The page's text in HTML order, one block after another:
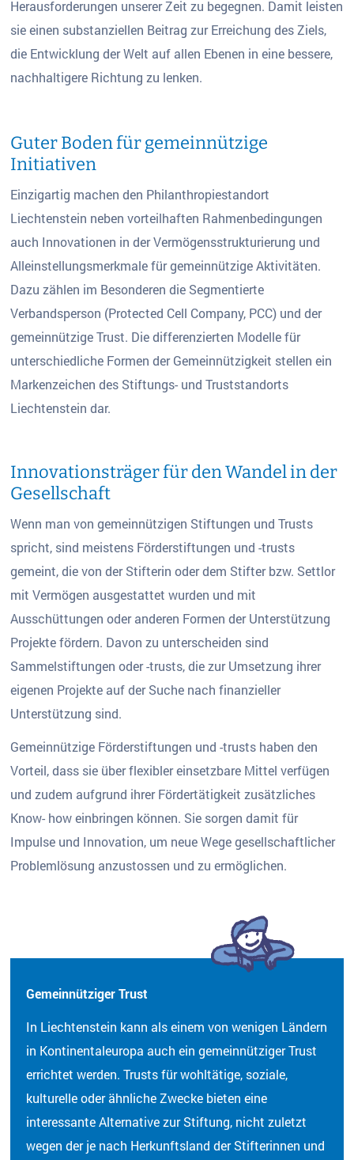
Herausforderungen unserer Zeit zu begegnen. Damit leisten
sie einen substanziellen Beitrag zur Erreichung des Ziels,
die Entwicklung der Welt auf allen Ebenen in eine bessere,
nachhaltigere Richtung zu lenken.
Guter Boden für gemeinnützige
Initiativen
Einzigartig machen den Philanthropiestandort
Liechtenstein neben vorteilhaften Rahmenbedingungen
auch Innovationen in der Vermögensstrukturierung und
Alleinstellungsmerkmale für gemeinnützige Aktivitäten.
Dazu zählen im Besonderen die Segmentierte
Verbandsperson (Protected Cell Company, PCC) und der
gemeinnützige Trust. Die differenzierten Modelle für
unterschiedliche Formen der Gemeinnützigkeit stellen ein
Markenzeichen des Stiftungs- und Truststandorts
Liechtenstein dar.
Innovationsträger für den Wandel in der
Gesellschaft
Wenn man von gemeinnützigen Stiftungen und Trusts
spricht, sind meistens Förderstiftungen und -trusts
gemeint, die von der Stifterin oder dem Stifter bzw. Settlor
mit Vermögen ausgestattet wurden und mit
Ausschüttungen oder anderen Formen der Unterstützung
Projekte fördern. Davon zu unterscheiden sind
Sammelstiftungen oder -trusts, die zur Umsetzung ihrer
eigenen Projekte auf der Suche nach finanzieller
Unterstützung sind.
Gemeinnützige Förderstiftungen und -trusts haben den
Vorteil, dass sie über flexibler einsetzbare Mittel verfügen
und zudem aufgrund ihrer Fördertätigkeit zusätzliches
Know- how einbringen können. Sie sorgen damit für
Impulse und Innovation, um neue Wege gesellschaftlicher
Problemlösung anzustossen und zu ermöglichen.
Gemeinnütziger Trust
In Liechtenstein kann als einem von wenigen Ländern
in Kontinentaleuropa auch ein gemeinnütziger Trust
errichtet werden. Trusts für wohltätige, soziale,
kulturelle oder ähnliche Zwecke bieten eine
interessante Alternative zur Stiftung, nicht zuletzt
wegen der je nach Herkunftsland der Stifterinnen und